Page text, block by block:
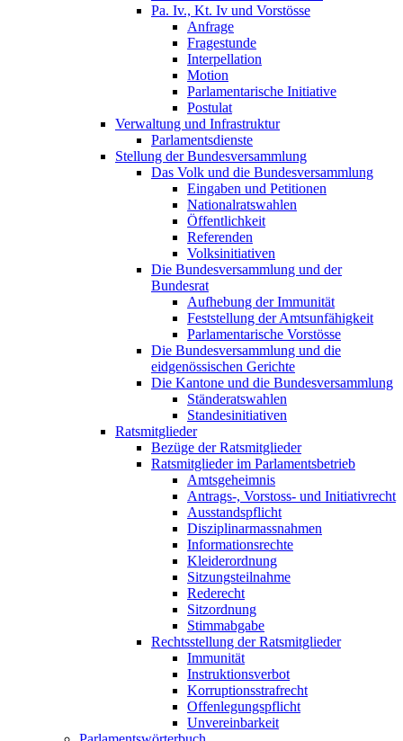
Pa. Iv., Kt. Iv und Vorstösse
Anfrage
Fragestunde
Interpellation
Motion
Parlamentarische Initiative
Postulat
Verwaltung und Infrastruktur
Parlamentsdienste
Stellung der Bundesversammlung
Das Volk und die Bundesversammlung
Eingaben und Petitionen
Nationalratswahlen
Öffentlichkeit
Referenden
Volksinitiativen
Die Bundesversammlung und der
Bundesrat
Aufhebung der Immunität
Feststellung der Amtsunfähigkeit
Parlamentarische Vorstösse
Die Bundesversammlung und die
eidgenössischen Gerichte
Die Kantone und die Bundesversammlung
Ständeratswahlen
Standesinitiativen
Ratsmitglieder
Bezüge der Ratsmitglieder
Ratsmitglieder im Parlamentsbetrieb
Amtsgeheimnis
Antrags-, Vorstoss- und Initiativrecht
Ausstandspflicht
Disziplinarmassnahmen
Informationsrechte
Kleiderordnung
Sitzungsteilnahme
Rederecht
Sitzordnung
Stimmabgabe
Rechtsstellung der Ratsmitglieder
Immunität
Instruktionsverbot
Korruptionsstrafrecht
Offenlegungspflicht
Unvereinbarkeit